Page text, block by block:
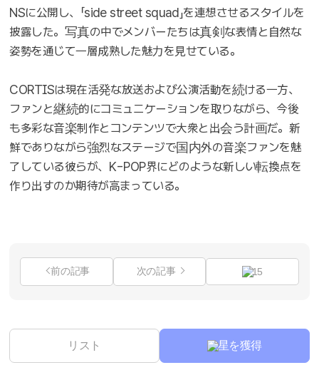
NSに公開し、「side street squad」を連想させるスタイルを
披露した。写真の中でメンバーたちは真剣な表情と自然な
姿勢を通じて一層成熟した魅力を見せている。
CORTISは現在活発な放送および公演活動を続ける一方、
ファンと継続的にコミュニケーションを取りながら、今後
も多彩な音楽制作とコンテンツで大衆と出会う計画だ。新
鮮でありながら強烈なステージで国内外の音楽ファンを魅
了している彼らが、K-POP界にどのような新しい転換点を
作り出すのか期待が高まっている。
前の記事 次の記事 15
リスト 星を獲得